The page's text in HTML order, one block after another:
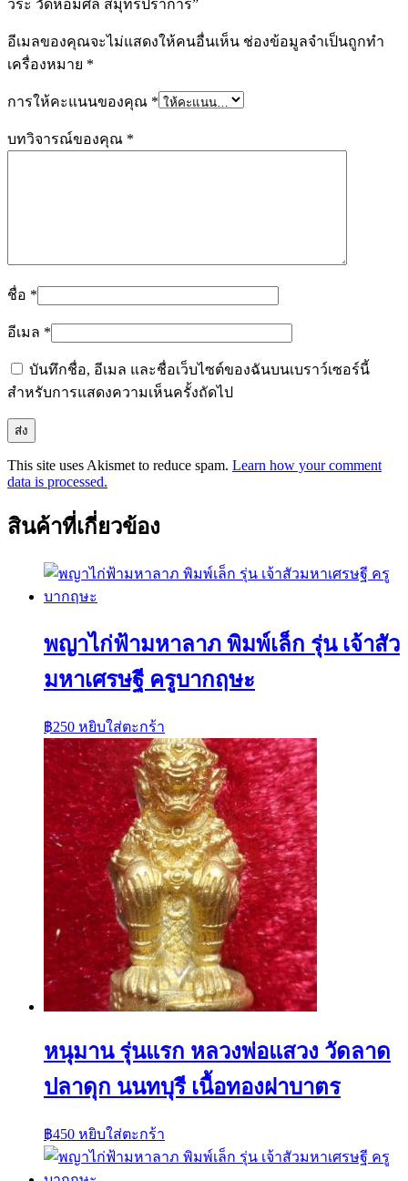
วีระ วัดหอมศีล สมุทรปราการ”
อีเมลของคุณจะไม่แสดงให้คนอื่นเห็น ช่องข้อมูลจำเป็นถูกทำ
เครื่องหมาย *
การให้คะแนนของคุณ *
บทวิจารณ์ของคุณ *
ชื่อ *
อีเมล *
บันทึกชื่อ, อีเมล และชื่อเว็บไซต์ของฉันบนเบราว์เซอร์นี้
สำหรับการแสดงความเห็นครั้งถัดไป
This site uses Akismet to reduce spam. Learn how your comment
data is processed.
สินค้าที่เกี่ยวข้อง
พญาไก่ฟ้ามหาลาภ พิมพ์เล็ก รุ่น เจ้าสัว
มหาเศรษฐี ครูบากฤษะ
฿250 หยิบใส่ตะกร้า
หนุมาน รุ่นแรก หลวงพ่อแสวง วัดลาด
ปลาดุก นนทบุรี เนื้อทองฝาบาตร
฿450 หยิบใส่ตะกร้า